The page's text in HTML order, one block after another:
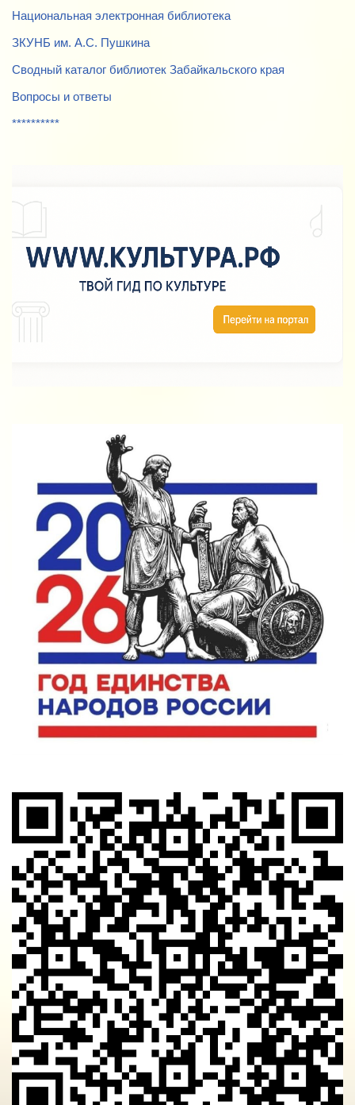
Национальная электронная библиотека
ЗКУНБ им. А.С. Пушкина
Сводный каталог библиотек Забайкальского края
Вопросы и ответы
**********